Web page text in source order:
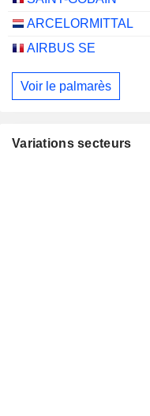
ARCELORMITTAL
AIRBUS SE
Voir le palmarès
Variations secteurs